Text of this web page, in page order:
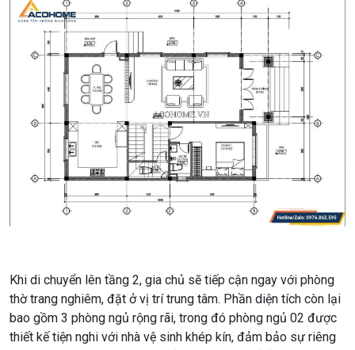
Khi di chuyển lên tầng 2, gia chủ sẽ tiếp cận ngay với phòng
thờ trang nghiêm, đặt ở vị trí trung tâm. Phần diện tích còn lại
bao gồm 3 phòng ngủ rộng rãi, trong đó phòng ngủ 02 được
thiết kế tiện nghi với nhà vệ sinh khép kín, đảm bảo sự riêng